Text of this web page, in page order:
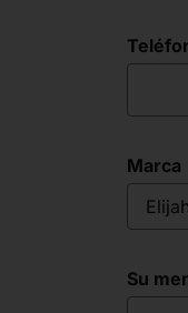
Marca
Su